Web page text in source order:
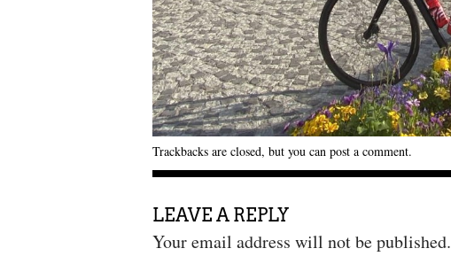
Trackbacks are closed, but you can post a comment.
LEAVE A REPLY
Your email address will not be published.